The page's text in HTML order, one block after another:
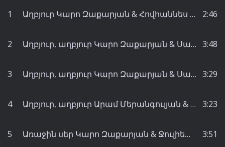
1 Աղբյուր Կարո Զաքարյան & Հովհաննես Փարաջանյան & Աթանես Սենալ - Արմենակ Տեր-Աբրահամյան 2:46
2 Աղբյուր, աղբյուր Կարո Զաքարյան & Սարմեն & Հովհաննես Փարաջանյան - Սերգեյ Գալստյան 3:48
3 Աղբյուր, աղբյուր Կարո Զաքարյան & Սարմեն & Հովհաննես Փարաջանյան - Սերգեյ Գալստյան 3:29
4 Աղբյուր, աղբյուր Արամ Մերանգուլյան & Կարո Զաքարյան & Սարմեն - Սերգեյ Գալստյան 3:23
5 Առաջին սեր Կարո Զաքարյան & Ջուլիետտա Սվասյան & Սարմեն - Շարա Տալյան 3:51